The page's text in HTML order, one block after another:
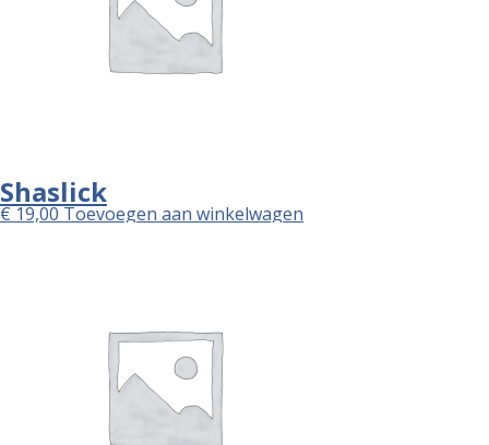
Shaslick
€19,00Toevoegen aan winkelwagen